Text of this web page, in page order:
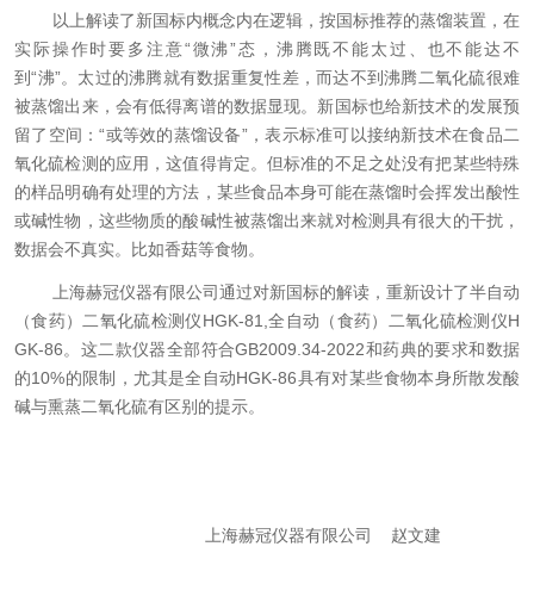
以上解读了新国标内概念内在逻辑，按国标推荐的蒸馏装置，在
实际操作时要多注意“微沸”态，沸腾既不能太过、也不能达不
到“沸”。太过的沸腾就有数据重复性差，而达不到沸腾二氧化硫很难
被蒸馏出来，会有低得离谱的数据显现。新国标也给新技术的发展预
留了空间：“或等效的蒸馏设备”，表示标准可以接纳新技术在食品二
氧化硫检测的应用，这值得肯定。但标准的不足之处没有把某些特殊
的样品明确有处理的方法，某些食品本身可能在蒸馏时会挥发出酸性
或碱性物，这些物质的酸碱性被蒸馏出来就对检测具有很大的干扰，
数据会不真实。比如香菇等食物。
上海赫冠仪器有限公司通过对新国标的解读，重新设计了半自动
（食药）二氧化硫检测仪HGK-81, 全自动（食药）二氧化硫检测仪H
GK-86。这二款仪器全部符合GB2009.34-2022和药典的要求和数据
的10%的限制，尤其是全自动HGK-86具有对某些食物本身所散发酸
碱与熏蒸二氧化硫有区别的提示。
上海赫冠仪器有限公司 赵文建